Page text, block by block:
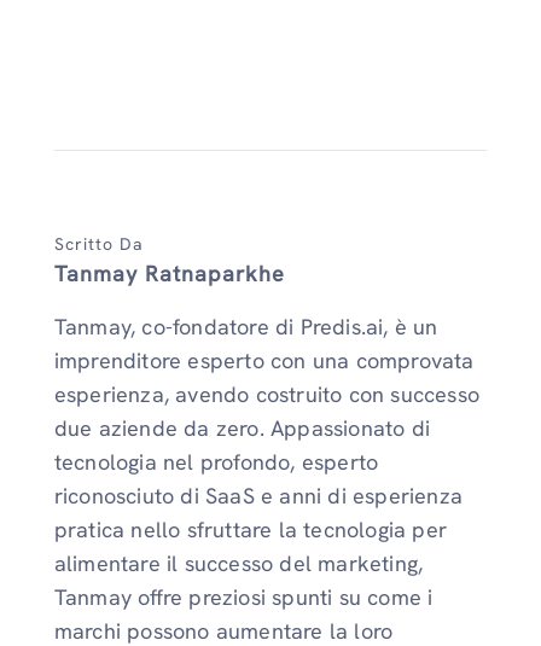
Scritto Da
Tanmay Ratnaparkhe
Tanmay, co-fondatore di Predis.ai, è un
imprenditore esperto con una comprovata
esperienza, avendo costruito con successo
due aziende da zero. Appassionato di
tecnologia nel profondo, esperto
riconosciuto di SaaS e anni di esperienza
pratica nello sfruttare la tecnologia per
alimentare il successo del marketing,
Tanmay offre preziosi spunti su come i
marchi possono aumentare la loro